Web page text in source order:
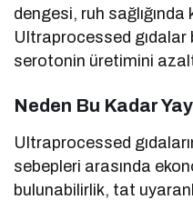
dengesi, ruh
Ultraprocessed gıdalar
serotonin üretimini
Neden Bu Kadar
Ultraprocessed
sebepleri arasında
bulunabilirlik, tat